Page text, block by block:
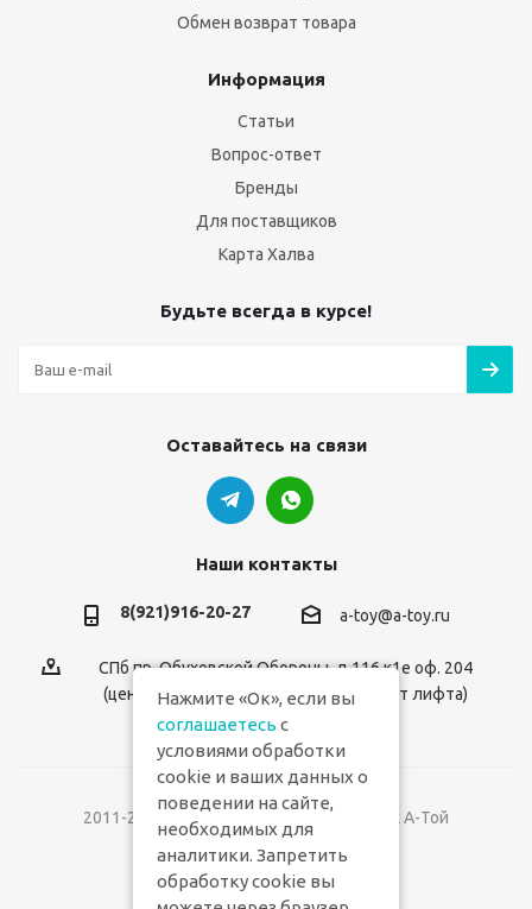
Обмен возврат товара
Информация
Статьи
Вопрос-ответ
Бренды
Для поставщиков
Карта Халва
Будьте всегда в курсе!
Оставайтесь на связи
Наши контакты
8(921)916-20-27 a-toy@a-toy.ru
СПб пр. Обуховской Обороны, д.116 к1е оф. 204
(центральный вход 2-й этаж справа от лифта)
2011-2026 © Интернет-магазин игрушек А-Той
Версия для печати
Нажмите «Ок», если вы
соглашаетесь с
условиями обработки
cookie и ваших данных о
поведении на сайте,
необходимых для
аналитики. Запретить
обработку cookie вы